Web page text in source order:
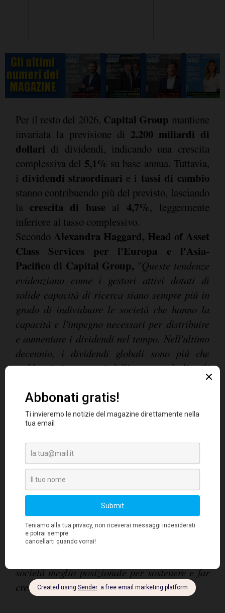
Per il resto del 2026, Capital Group mantiene
invariata la previsione di 2.200 miliardi di
dollari di dividendi, indicando una crescita
complessiva del 5,1% su base annua. Tuttavia,
i dividendi straordinari e i tassi di cambio
stanno contribuendo più del previsto, lasciando
la crescita di base al 4,7%, leggermente
inferiore al tasso complessivo.
SecondoAlexandra Haggard, Head of Asset
Class Services per l'Europa e l'Asia-
Pacifico di Capital Group, "Queste tendenze
evidenziano come i gestori attivi dotati di
solide capacità di ricerca siano sempre più in
grado di individuare le società che hanno la
capacità e l'impegno necessari per distribuire
e aumentare i dividendi nel tempo. Nell'ultimo
decennio, i dividendi globali sono più che
raddoppiati, sostenuti dall'aumento degli utili
societari e da una cultura sempre più diffusa
della distribuzione dei dividendi in tutti i
mercati. L'inizio del 2026 è stato
incoraggiante, nonostante l'accresciuta
incertezza geopolitica e le continue pressioni
sui costi e sull'energia. Sebbene queste sfide
aumentino i costi per alcune imprese, i
dividendi distribuiti dalle azioni possono
contribuire a portare stabilità ai portafogli
quando i mercati diventano più instabili. In
questo contesto, una ricerca approfondita e la
selettività sono fondamentali, e i gestori attivi
società meglio posizionate per sostenere e far
crescere i dividendi nel lungo termine".